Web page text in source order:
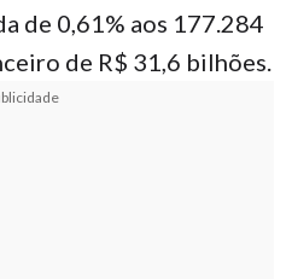
de 0,61% aos 177.284
de R$ 31,6 bilhões.